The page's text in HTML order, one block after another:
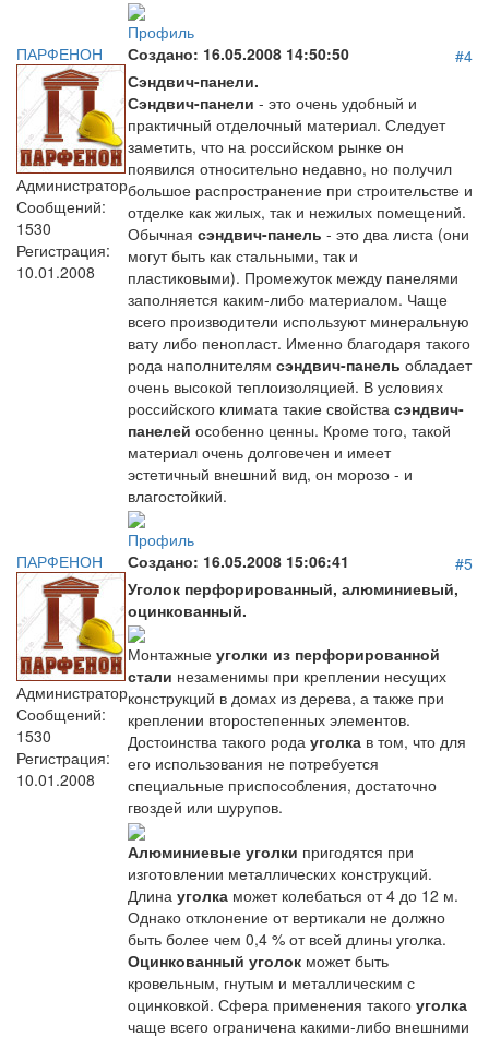
Профиль
ПАРФЕНОН
Администратор
Сообщений:
1530
Регистрация:
10.01.2008
Создано: 16.05.2008 14:50:50
#4
Сэндвич-панели.
Сэндвич-панели - это очень удобный и
практичный отделочный материал. Следует
заметить, что на российском рынке он
появился относительно недавно, но получил
большое распространение при строительстве и
отделке как жилых, так и нежилых помещений.
Обычная сэндвич-панель - это два листа (они
могут быть как стальными, так и
пластиковыми). Промежуток между панелями
заполняется каким-либо материалом. Чаще
всего производители используют минеральную
вату либо пенопласт. Именно благодаря такого
рода наполнителям сэндвич-панель обладает
очень высокой теплоизоляцией. В условиях
российского климата такие свойства сэндвич-
панелей особенно ценны. Кроме того, такой
материал очень долговечен и имеет
эстетичный внешний вид, он морозо - и
влагостойкий.
Профиль
ПАРФЕНОН
Администратор
Сообщений:
1530
Регистрация:
10.01.2008
Создано: 16.05.2008 15:06:41
#5
Уголок перфорированный, алюминиевый,
оцинкованный.
Монтажные уголки из перфорированной
стали незаменимы при креплении несущих
конструкций в домах из дерева, а также при
креплении второстепенных элементов.
Достоинства такого рода уголка в том, что для
его использования не потребуется
специальные приспособления, достаточно
гвоздей или шурупов.
Алюминиевые уголки пригодятся при
изготовлении металлических конструкций.
Длина уголка может колебаться от 4 до 12 м.
Однако отклонение от вертикали не должно
быть более чем 0,4 % от всей длины уголка.
Оцинкованный уголок может быть
кровельным, гнутым и металлическим с
оцинковкой. Сфера применения такого уголка
чаще всего ограничена какими-либо внешними